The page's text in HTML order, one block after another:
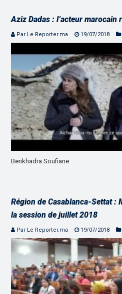
Aziz Dadas : l’acteur marocain
Par Le Reporter.ma 19/07/2018
Benkhadra Soufiane
Région de Casablanca-Settat :
la session de juillet 2018
Par Le Reporter.ma 19/07/2018